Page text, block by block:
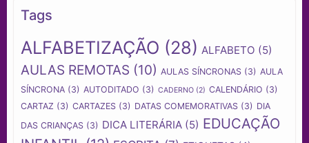
Tags
ALFABETIZAÇÃO (28) ALFABETO (5)
AULAS REMOTAS (10) AULAS SÍNCRONAS (3) AULA
SÍNCRONA (3) AUTODITADO (3) CADERNO (2) CALENDÁRIO (3)
CARTAZ (3) CARTAZES (3) DATAS COMEMORATIVAS (3) DIA
DAS CRIANÇAS (3) DICA LITERÁRIA (5) EDUCAÇÃO